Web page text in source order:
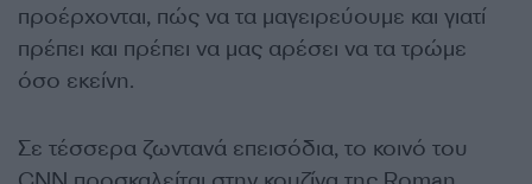
προέρχονται, πώς να τα μαγειρεύουμε και γιατί
πρέπει και πρέπει να μας αρέσει να τα τρώμε
όσο εκείνη.
Σε τέσσερα ζωντανά επεισόδια, το κοινό του